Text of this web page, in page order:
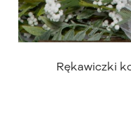
Rękawiczki